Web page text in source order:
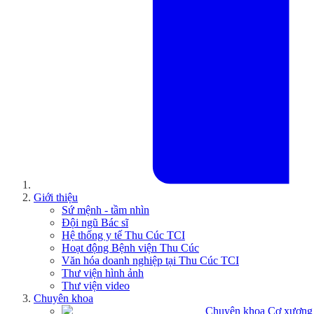
Giới thiệu
Sứ mệnh - tầm nhìn
Đội ngũ Bác sĩ
Hệ thống y tế Thu Cúc TCI
Hoạt động Bệnh viện Thu Cúc
Văn hóa doanh nghiệp tại Thu Cúc TCI
Thư viện hình ảnh
Thư viện video
Chuyên khoa
Chuyên khoa Cơ